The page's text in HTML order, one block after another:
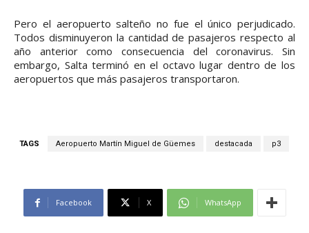
Pero el aeropuerto salteño no fue el único perjudicado.
Todos disminuyeron la cantidad de pasajeros respecto al
año anterior como consecuencia del coronavirus. Sin
embargo, Salta terminó en el octavo lugar dentro de los
aeropuertos que más pasajeros transportaron.
TAGS Aeropuerto Martín Miguel de Güemes destacada p3
Facebook X WhatsApp